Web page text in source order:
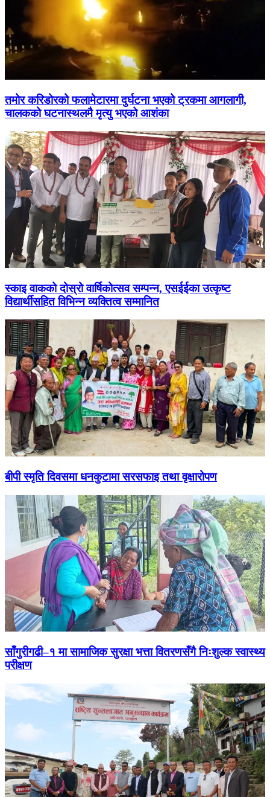
तमोर करिडोरको फलामेटारमा दुर्घटना भएको ट्रकमा आगलागी,
चालकको घटनास्थलमै मृत्यु भएको आशंका
स्काइ वाकको दोस्रो वार्षिकोत्सव सम्पन्न, एसईईका उत्कृष्ट
विद्यार्थीसहित विभिन्न व्यक्तित्व सम्मानित
बीपी स्मृति दिवसमा धनकुटामा सरसफाइ तथा वृक्षारोपण
साँगुरीगढी–१ मा सामाजिक सुरक्षा भत्ता वितरणसँगै निःशुल्क स्वास्थ्य
परीक्षण